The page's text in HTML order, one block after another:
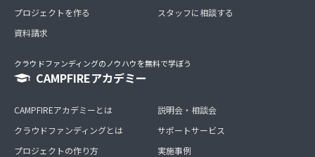
プロジェクトを作る
資料請求
スタッフに相談する
クラウドファンディングのノウハウを無料で学ぼう
CAMPFIREアカデミー
CAMPFIREアカデミーとは
クラウドファンディングとは
プロジェクトの作り方
説明会・相談会
サポートサービス
実施事例